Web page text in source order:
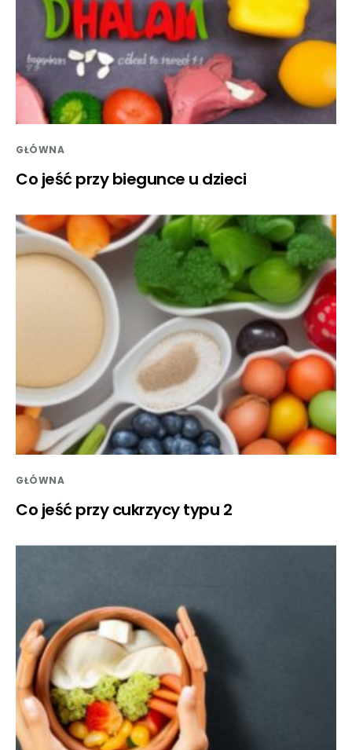
GŁÓWNA
Co jeść przy biegunce u dzieci
GŁÓWNA
Co jeść przy cukrzycy typu 2